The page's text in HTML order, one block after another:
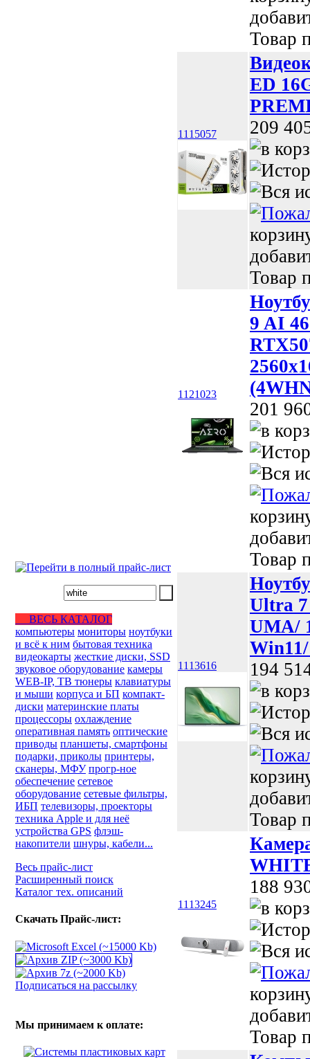
ВЕСЬ КАТАЛОГ
компьютеры мониторы ноутбуки
и всё к ним бытовая техника
видеокарты жесткие диски, SSD
звуковое оборудование камеры
WEB-IP, ТВ тюнеры клавиатуры
и мыши корпуса и БП компакт-
диски материнские платы
процессоры охлаждение
оперативная память оптические
приводы планшеты, смартфоны
подарки, приколы принтеры,
сканеры, МФУ прогр-ное
обеспечение сетевое
оборудование сетевые фильтры,
ИБП телевизоры, проекторы
техника Apple и для неё
устройства GPS флэш-
накопители шнуры, кабели...
Весь прайс-лист
Расширенный поиск
Каталог тех. описаний
Скачать Прайс-лист:
Подписаться на рассылку
Мы принимаем к оплате:
Товар
1115057
ED
209
Товар
1121023
9 AI
201
Товар
1113616
Ultra 7
UMA/
194
Товар
1113245
188
Товар